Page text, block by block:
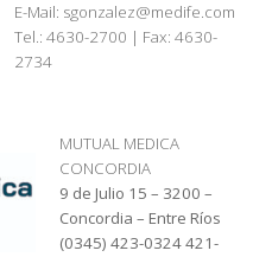
E-Mail: sgonzalez@medife.com
Tel.: 4630-2700 | Fax: 4630-
2734
MUTUAL MEDICA
CONCORDIA
9 de Julio 15 – 3200 –
Concordia – Entre Ríos
(0345) 423-0324 421-